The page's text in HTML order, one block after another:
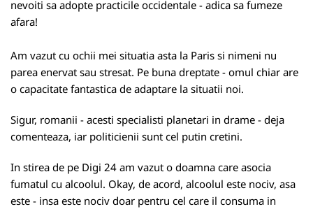
nevoiti sa adopte practicile occidentale - adica sa fumeze
afara!
Am vazut cu ochii mei situatia asta la Paris si nimeni nu
parea enervat sau stresat. Pe buna dreptate - omul chiar are
o capacitate fantastica de adaptare la situatii noi.
Sigur, romanii - acesti specialisti planetari in drame - deja
comenteaza, iar politicienii sunt cel putin cretini.
In stirea de pe Digi 24 am vazut o doamna care asocia
fumatul cu alcoolul. Okay, de acord, alcoolul este nociv, asa
este - insa este nociv doar pentru cel care il consuma in